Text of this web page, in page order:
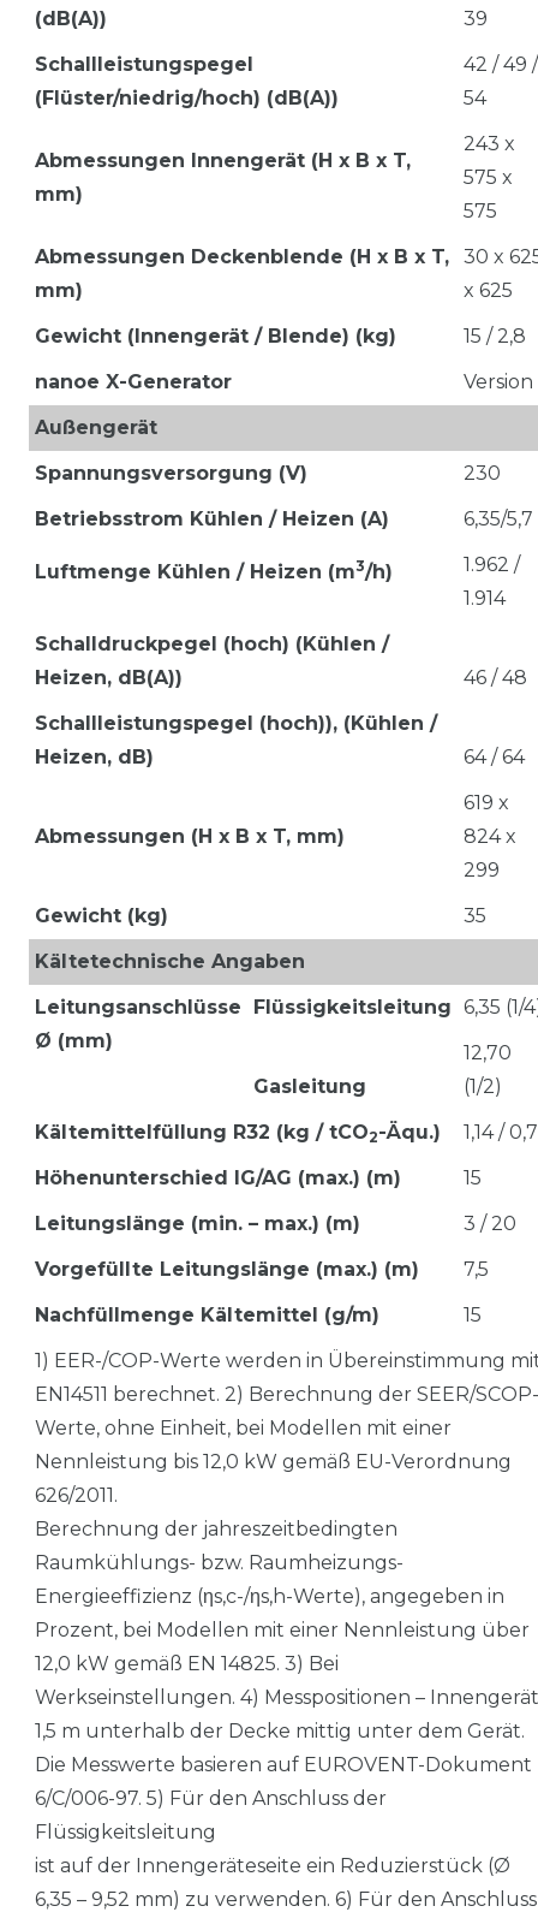
(dB(A))
39
Schallleistungspegel
(Flüster/niedrig/hoch) (dB(A))
42 / 49 /
54
Abmessungen Innengerät (H x B x T,
mm)
243 x
575 x
575
Abmessungen Deckenblende (H x B x T,
mm)
30 x
x 625
Gewicht (Innengerät / Blende) (kg)
15 / 2,8
nanoe X-Generator
Version
Außengerät
Spannungsversorgung (V)
230
Betriebsstrom Kühlen / Heizen (A)
6,35/5,7
Luftmenge Kühlen / Heizen (m3/h)
1.962 /
1.914
Schalldruckpegel (hoch) (Kühlen /
Heizen, dB(A))
46 / 48
Schallleistungspegel (hoch)), (Kühlen /
Heizen, dB)
64 / 64
Abmessungen (H x B x T, mm)
619 x
824 x
299
Gewicht (kg)
35
Kältetechnische Angaben
Leitungsanschlüsse
Ø (mm)
Flüssigkeitsleitung 6,35 (1/
Gasleitung
12,70
(1/2)
Kältemittelfüllung R32 (kg / tCO2-Äqu.)
1,14 /
Höhenunterschied IG/AG (max.) (m)
15
Leitungslänge (min. – max.) (m)
3 / 20
Vorgefüllte Leitungslänge (max.) (m)
7,5
Nachfüllmenge Kältemittel (g/m)
15
1) EER-/COP-Werte werden in Übereinstimmung
EN14511 berechnet. 2) Berechnung der SEER/SCOP-
Werte, ohne Einheit, bei Modellen mit einer
Nennleistung bis 12,0 kW gemäß EU-Verordnung
626/2011.
Berechnung der jahreszeitbedingten
Raumkühlungs- bzw. Raumheizungs-
Energieeffizienz (ηs,c-/ηs,h-Werte), angegeben in
Prozent, bei Modellen mit einer Nennleistung über
12,0 kW gemäß EN 14825. 3) Bei
Werkseinstellungen. 4) Messpositionen –
1,5 m unterhalb der Decke mittig unter dem Gerät.
Die Messwerte basieren auf EUROVENT-Dokument
6/C/006-97. 5) Für den Anschluss der
Flüssigkeitsleitung
ist auf der Innengeräteseite ein Reduzierstück (Ø
6,35 – 9,52 mm) zu verwenden. 6) Für den Anschluss